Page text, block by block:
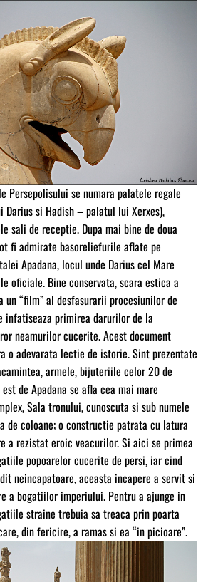
Persepolisului se numara palatele regale
Darius si Hadish – palatul lui Xerxes),
sali de receptie. Dupa mai bine de doua
fi admirate basoreliefurile aflate pe
Apadana, locul unde Darius cel Mare
oficiale. Bine conservata, scara estica a
“film” al desfasurarii procesiunilor de
infatiseaza primirea darurilor de la
neamurilor cucerite. Acest document
o adevarata lectie de istorie. Sint prezentate
armele, bijuteriile celor 20 de
est de Apadana se afla cea mai mare
Sala tronului, cunoscuta si sub numele
de coloane; o constructie patrata cu latura
a rezistat eroic veacurilor. Si aici se primea
popoarelor cucerite de persi, iar cind
neincapatoare, aceasta incapere a servit si
a bogatiilor imperiului. Pentru a ajunge in
straine trebuia sa treaca prin poarta
din fericire, a ramas si ea “in picioare”.